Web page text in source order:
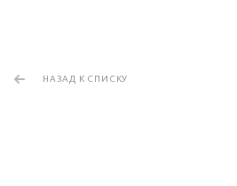
НАЗАД К СПИСКУ